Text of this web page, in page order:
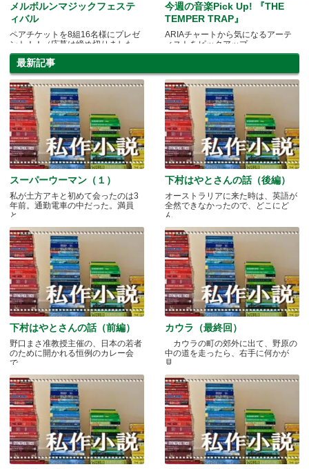
メルボルンマジックフェステ
ィバル
ペアチケットを8組16名様にプレゼ
ント！！（応募は締め切りました
今週の音楽Pick Up! 『THE
TEMPER TRAP』
ARIAチャートから気になるアーテ
ィストをピックアップ
最新記事
スーパーウーマン（１）
私が土方アキと初めて会ったのは3
年前。通勤電車の中だった。満員
と.....
下村はやとさんの話（後編）
オーストラリアに来た時は、英語が
全然できなかったので、どこにど
ん.....
下村はやとさんの話（前編）
野口まさ准教授主催の、日本の若者
のために開かれる恒例のカレー会
で.....
カウラ（最終回）
カウラの町の郊外に出て、野原の
中の道を走ったら、右手に何かが
見.....